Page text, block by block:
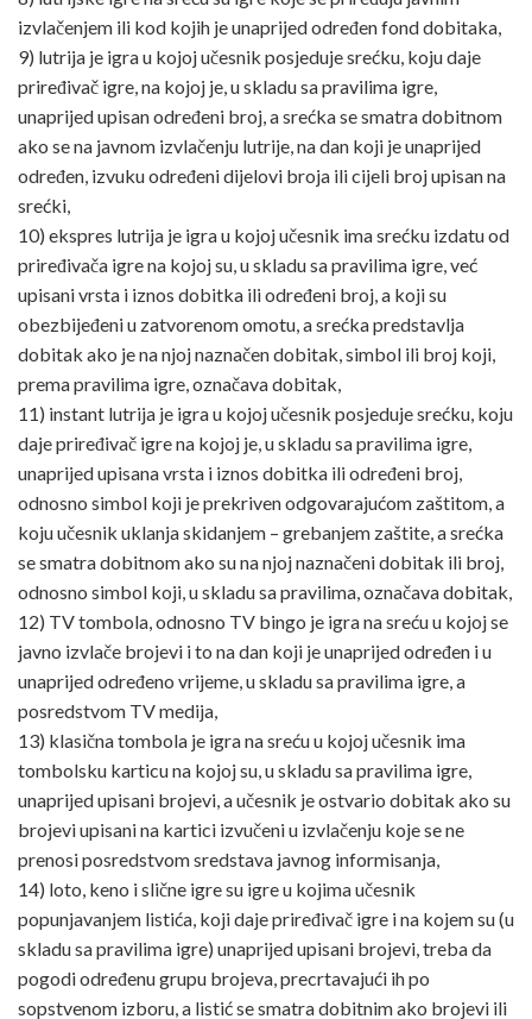
izvlačenjem ili kod kojih je unaprijed određen fond dobitaka,
9) lutrija je igra u kojoj učesnik posjeduje srećku, koju daje
priređivač igre, na kojoj je, u skladu sa pravilima igre,
unaprijed upisan određeni broj, a srećka se smatra dobitnom
ako se na javnom izvlačenju lutrije, na dan koji je unaprijed
određen, izvuku određeni dijelovi broja ili cijeli broj upisan na
srećki,
10) ekspres lutrija je igra u kojoj učesnik ima srećku izdatu od
priređivača igre na kojoj su, u skladu sa pravilima igre, već
upisani vrsta i iznos dobitka ili određeni broj, a koji su
obezbijeđeni u zatvorenom omotu, a srećka predstavlja
dobitak ako je na njoj naznačen dobitak, simbol ili broj koji,
prema pravilima igre, označava dobitak,
11) instant lutrija je igra u kojoj učesnik posjeduje srećku, koju
daje priređivač igre na kojoj je, u skladu sa pravilima igre,
unaprijed upisana vrsta i iznos dobitka ili određeni broj,
odnosno simbol koji je prekriven odgovarajućom zaštitom, a
koju učesnik uklanja skidanjem – grebanjem zaštite, a srećka
se smatra dobitnom ako su na njoj naznačeni dobitak ili broj,
odnosno simbol koji, u skladu sa pravilima, označava dobitak,
12) TV tombola, odnosno TV bingo je igra na sreću u kojoj se
javno izvlače brojevi i to na dan koji je unaprijed određen i u
unaprijed određeno vrijeme, u skladu sa pravilima igre, a
posredstvom TV medija,
13) klasična tombola je igra na sreću u kojoj učesnik ima
tombolsku karticu na kojoj su, u skladu sa pravilima igre,
unaprijed upisani brojevi, a učesnik je ostvario dobitak ako su
brojevi upisani na kartici izvučeni u izvlačenju koje se ne
prenosi posredstvom sredstava javnog informisanja,
14) loto, keno i slične igre su igre u kojima učesnik
popunjavanjem listića, koji daje priređivač igre i na kojem su (u
skladu sa pravilima igre) unaprijed upisani brojevi, treba da
pogodi određenu grupu brojeva, precrtavajući ih po
sopstvenom izboru, a listić se smatra dobitnim ako brojevi ili